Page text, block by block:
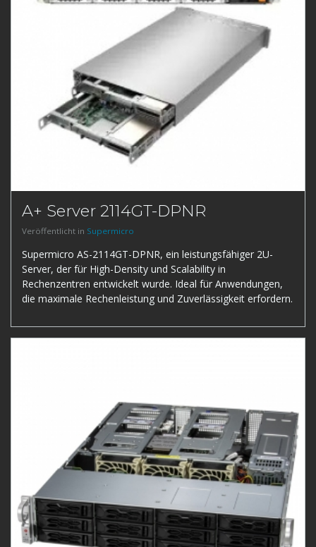
A+ Server 2114GT-DPNR
Veröffentlicht in Supermicro
Supermicro AS-2114GT-DPNR, ein leistungsfähiger 2U-
Server, der für High-Density und Scalability in
Rechenzentren entwickelt wurde. Ideal für Anwendungen,
die maximale Rechenleistung und Zuverlässigkeit erfordern.